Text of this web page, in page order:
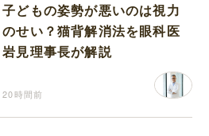
子どもの姿勢が悪いのは視力
のせい？猫背解消法を眼科医
岩見理事長が解説
20時間前